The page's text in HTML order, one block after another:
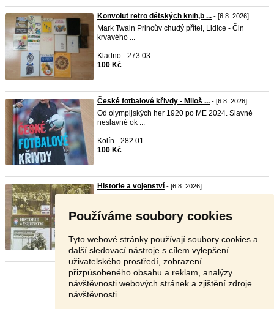
Používáme soubory cookies
Tyto webové stránky používají soubory cookies a
další sledovací nástroje s cílem vylepšení
uživatelského prostředí, zobrazení
přizpůsobeného obsahu a reklam, analýzy
návštěvnosti webových stránek a zjištění zdroje
návštěvnosti.
Konvolut retro dětských knih,b ... - [6.8. 2026]
Mark Twain Princův chudý přítel, Lidice - Čin
krvavého ...
Kladno - 273 03
100 Kč
České fotbalové křivdy - Miloš ... - [6.8. 2026]
Od olympijských her 1920 po ME 2024. Slavně
neslavné ok ...
Kolín - 282 01
100 Kč
Historie a vojenství - [6.8. 2026]
200 Kč
Stránka: 1 2 3 Další